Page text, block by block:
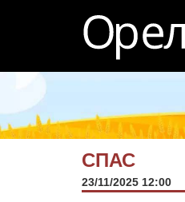
СПАС
23/11/2025 12:00